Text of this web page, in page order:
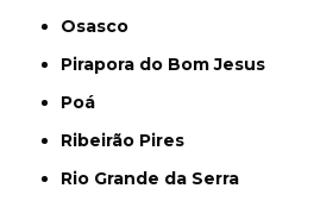
Osasco
Pirapora do Bom Jesus
Poá
Ribeirão Pires
Rio Grande da Serra